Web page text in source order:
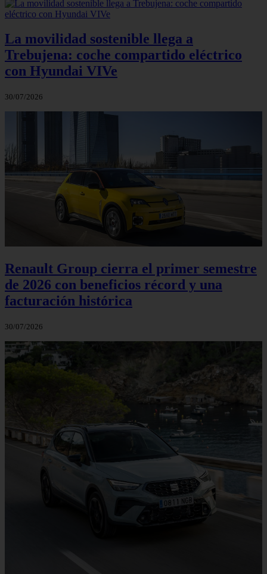
La movilidad sostenible llega a
Trebujena: coche compartido eléctrico
con Hyundai VIVe
30/07/2026
Renault Group cierra el primer semestre
de 2026 con beneficios récord y una
facturación histórica
30/07/2026